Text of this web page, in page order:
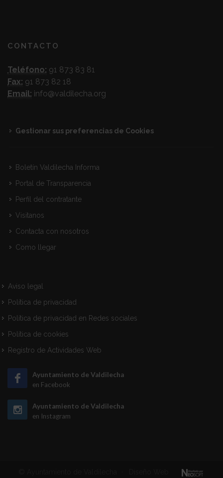
CONTACTO
Teléfono: 91 873 83 81
Fax: 91 873 82 18
Email: info@valdilecha.org
Gestionar sus preferencias de Cookies
Boletín Valdilecha Informa
Portal de Transparencia
Perfil del contratante
Visitanos
Contacta con nosotros
Como llegar
Aviso legal
Política de privacidad
Política de privacidad en Redes sociales
Política de cookies
Registro de Actividades Web
Ayuntamiento de Valdilecha
en Facebook
Ayuntamiento de Valdilecha
en Instagram